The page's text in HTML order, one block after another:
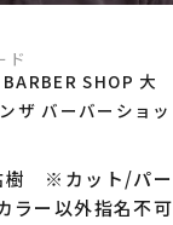
ド
SHOP 大
ザ バーバーショッ
樹 ※カット/パー
ラー以外指名不可